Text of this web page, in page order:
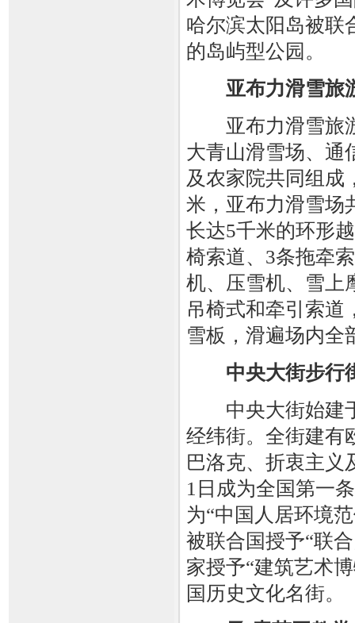
哈尔滨太阳岛被联
的岛屿型公园。
亚布力滑雪旅
亚布力滑雪旅游
大青山滑雪场、通
及农家院共同组成
米，亚布力滑雪场
长达5千米的环形
椅索道、3条拖牵
机、压雪机、雪上
吊椅式和牵引索道
雪板，滑遍场内全
中央大街步行
中央大街始建于
经纬街。全街建有
巴洛克、折衷主义
1日成为全国第一
为“中国人居环境
被联合国授予“联
家授予“建筑艺术
国历史文化名街。